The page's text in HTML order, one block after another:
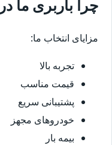
چرا باربری ما
مزایای انتخاب ما:
تجربه بالا
قیمت مناسب
پشتیبانی سریع
خودروهای مجهز
بیمه بار